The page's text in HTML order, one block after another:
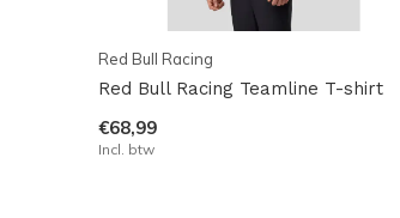
Red Bull Racing
Red Bull Racing Teamline T-shirt
€68,99
Incl. btw